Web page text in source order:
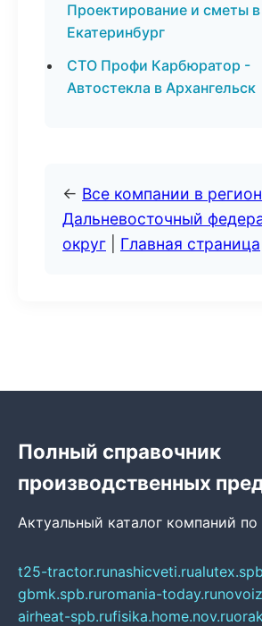
Проектирование и сметы в
Екатеринбург
СТО Профи Карбюратор -
Автостекла в Архангельск
← Все компании в
Дальневосточный
округ
Главная страница
Полный справочник
производственных
Актуальный каталог компаний
t25-tractor.runashicveti.ru
gbmk.spb.ruromania-today.ru
airheat-spb.rufisika.home.nov.ru